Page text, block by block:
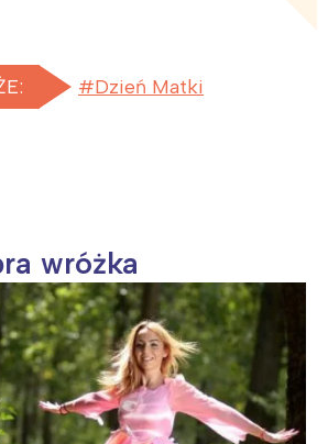
Dzień Matki
wróżka
Kraków
Wybieram